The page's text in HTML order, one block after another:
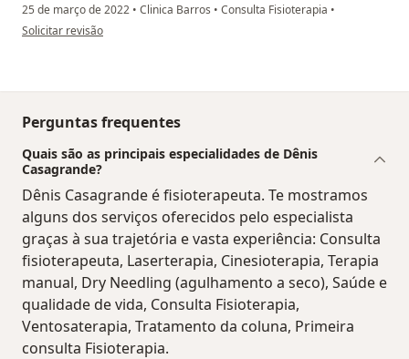
25 de março de 2022 • Clinica Barros • Consulta Fisioterapia •
na opinião do utilizador Shirley Brabo
Solicitar revisão
Perguntas frequentes
Quais são as principais especialidades de Dênis
Casagrande?
Dênis Casagrande é fisioterapeuta. Te mostramos
alguns dos serviços oferecidos pelo especialista
graças à sua trajetória e vasta experiência: Consulta
fisioterapeuta, Laserterapia, Cinesioterapia, Terapia
manual, Dry Needling (agulhamento a seco), Saúde e
qualidade de vida, Consulta Fisioterapia,
Ventosaterapia, Tratamento da coluna, Primeira
consulta Fisioterapia.